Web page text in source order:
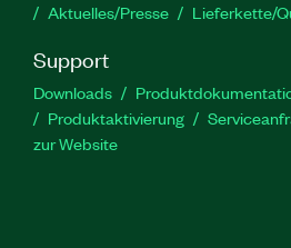
Aktuelles/Presse
Lieferkette/
Support
Downloads
Produktaktivierung
zur Website